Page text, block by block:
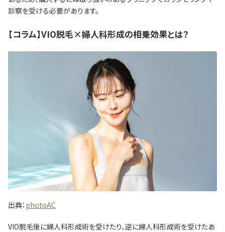
診察を受ける必要があります。
【コラム】VIO脱毛×婦人科形成の相乗効果とは？
出典： photoAC
VIO脱毛後に婦人科形成術を受けたり、逆に婦人科形成術を受けたあ